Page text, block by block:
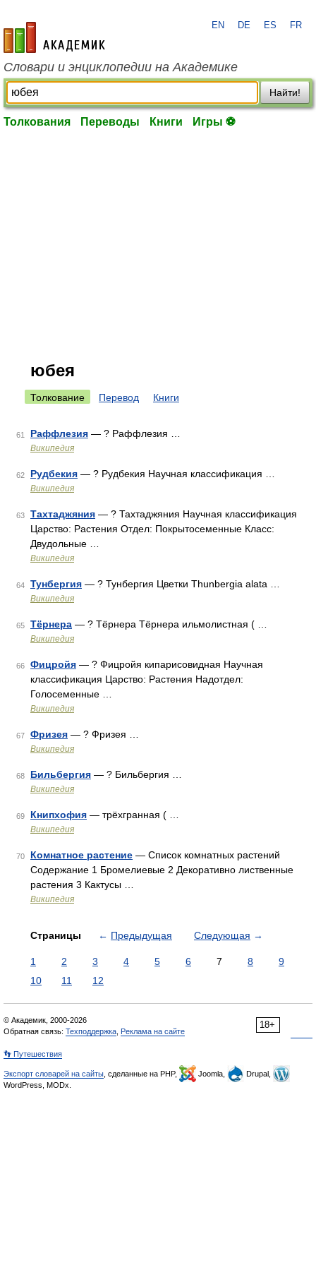
academic.ru
EN DE ES FR
Словари и энциклопедии на Академике
Найти!
Толкования Переводы Книги Игры ⚽
юбея
Толкование Перевод Книги
61 Раффлезия — ? Раффлезия …
Википедия
62 Рудбекия — ? Рудбекия Научная классификация …
Википедия
63 Тахтаджяния — ? Тахтаджяния Научная классификация
Царство: Растения Отдел: Покрытосеменные Класс:
Двудольные …
Википедия
64 Тунбергия — ? Тунбергия Цветки Thunbergia alata …
Википедия
65 Тёрнера — ? Тёрнера Тёрнера ильмолистная ( …
Википедия
66 Фицройя — ? Фицройя кипарисовидная Научная
классификация Царство: Растения Надотдел:
Голосеменные …
Википедия
67 Фризея — ? Фризея …
Википедия
68 Бильбергия — ? Бильбергия …
Википедия
69 Книпхофия — трёхгранная ( …
Википедия
70 Комнатное растение — Список комнатных растений
Содержание 1 Бромелиевые 2 Декоративно лиственные
растения 3 Кактусы …
Википедия
Страницы ← Предыдущая Следующая →
1 2 3 4 5 6 7 8
9
10
11 12
18+
© Академик, 2000-2026
Обратная связь: Техподдержка Реклама на сайте
👣 Путешествия
Экспорт словарей на сайты , сделанные на PHP, Joomla,
Drupal,
WordPress, MODx.